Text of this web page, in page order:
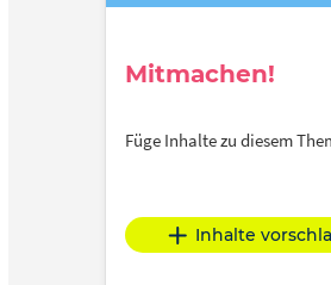
Mitmachen!
Füge Inhalte zu diesem
Inhalte